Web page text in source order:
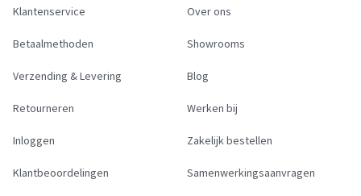
Klantenservice
Betaalmethoden
Verzending & Levering
Retourneren
Inloggen
Klantbeoordelingen
Over ons
Showrooms
Blog
Werken bij
Zakelijk bestellen
Samenwerkingsaanvragen